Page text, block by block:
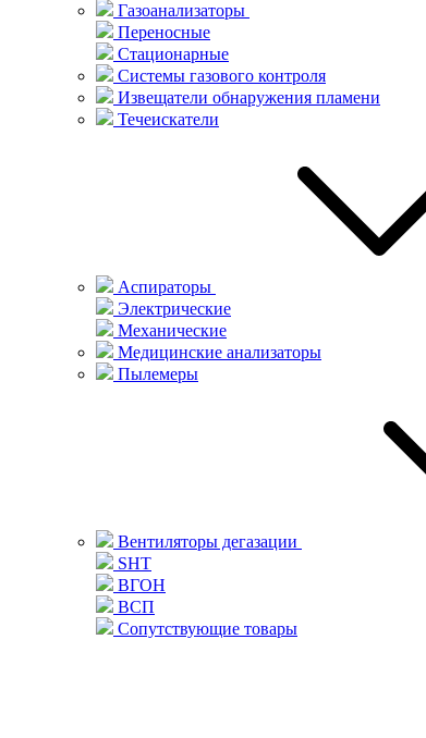
Газоанализаторы
Переносные
Стационарные
Системы газового контроля
Извещатели обнаружения пламени
Течеискатели
Аспираторы
Электрические
Механические
Медицинские анализаторы
Пылемеры
Вентиляторы дегазации
SHT
ВГОН
ВСП
Сопутствующие товары